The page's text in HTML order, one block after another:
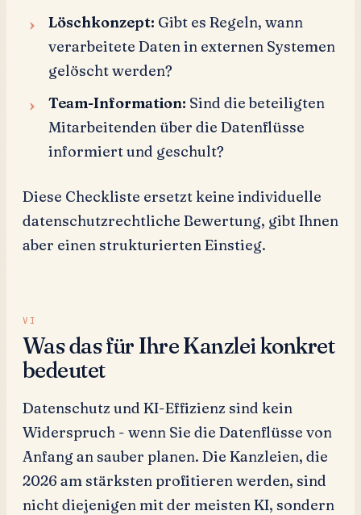
Löschkonzept: Gibt es Regeln, wann
verarbeitete Daten in externen Systemen
gelöscht werden?
Team-Information: Sind die beteiligten
Mitarbeitenden über die Datenflüsse
informiert und geschult?
Diese Checkliste ersetzt keine individuelle
datenschutzrechtliche Bewertung, gibt Ihnen
aber einen strukturierten Einstieg.
Was das für Ihre Kanzlei konkret
bedeutet
Datenschutz und KI-Effizienz sind kein
Widerspruch - wenn Sie die Datenflüsse von
Anfang an sauber planen. Die Kanzleien, die
2026 am stärksten profitieren werden, sind
nicht diejenigen mit der meisten KI, sondern